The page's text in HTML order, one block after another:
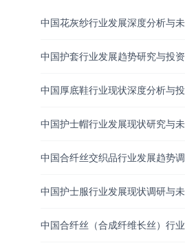
中国花灰纱行业发展深度分析与
中国护套行业发展趋势研究与投
中国厚底鞋行业现状深度分析与
中国护士帽行业发展现状研究与
中国合纤丝交织品行业发展趋势
中国护士服行业发展现状调研与
中国合纤丝（合成纤维长丝）行